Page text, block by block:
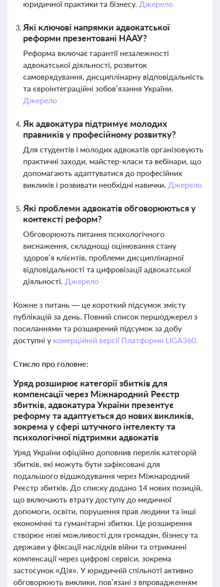
юридичної практики та бізнесу. Джерело
Які ключові напрямки адвокатської
реформи презентовані НААУ?
Реформа включає гарантії незалежності
адвокатської діяльності, розвиток
самоврядування, дисциплінарну відповідальність
та євроінтеграційні зобов’язання України.
Джерело
Як адвокатура підтримує молодих
правників у професійному розвитку?
Для студентів і молодих адвокатів організовують
практичні заходи, майстер-класи та вебінари, що
допомагають адаптуватися до професійних
викликів і розвивати необхідні навички. Джерело
Які проблеми адвокатів обговорюються у
контексті реформ?
Обговорюють питання психологічного
виснаження, складнощі оцінювання стану
здоров’я клієнтів, проблеми дисциплінарної
відповідальності та цифровізації адвокатської
діяльності. Джерело
Кожне з питань — це короткий підсумок змісту
публікацій за день. Повний список першоджерел з
посиланнями та розширений підсумок за добу
доступні у комерційній версії Платформи LIGA360.
Стисло про головне:
Уряд розширює категорії збитків для
компенсації через Міжнародний Реєстр
збитків, адвокатура України презентує
реформу та адаптується до нових викликів,
зокрема у сфері штучного інтелекту та
психологічної підтримки адвокатів
Уряд України офіційно доповнив перелік категорій
збитків, які можуть бути зафіксовані для
подальшого відшкодування через Міжнародний
Реєстр збитків. До списку додано 14 нових позицій,
що включають втрату доступу до медичної
допомоги, освіти, порушення прав людини та інші
економічні та гуманітарні збитки. Це розширення
створює нові можливості для громадян, бізнесу та
держави у фіксації наслідків війни та отриманні
компенсації через цифрові сервіси, зокрема
застосунок «Дія». У юридичній спільноті активно
обговорюють виклики, пов’язані з впровадженням